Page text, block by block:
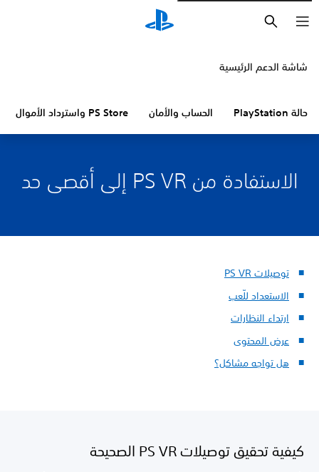
شاشة الدعم الرئيسية
حالة PlayStation الحساب والأمان PS Store واسترداد الأموال
الاستفادة من PS VR إلى أقصى حد
توصيلات PS VR
الاستعداد للّعب
ارتداء النظارات
عرض المحتوى
هل تواجه مشاكل؟
كيفية تحقيق توصيلات PS VR الصحيحة